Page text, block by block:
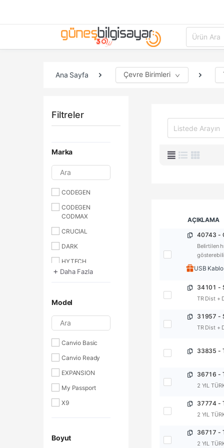
Ana Sayfa Çevre Birimleri
Filtreler
Marka
Ara
CODEGEN
CODEGEN
CODMAX
CRUCIAL
DARK
HYTECH
SEAGATE
TWINMOS
TX
DIGITAL
+ Daha Fazla
Model
Ara
Canvio Basic
Canvio Ready
EXPANSION
My Passport
X9
Boyut
AÇIKLAMA
Belirtilen
USB
TR Dist +
TR Dist +
2 YIL
2 YIL
2 YIL